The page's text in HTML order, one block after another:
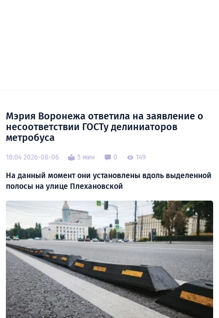
Мэрия Воронежа ответила на заявление о
несоответствии ГОСТу делиниаторов
метробуса
18:04 2026-08-06 5 мин 0 149
На данный момент они установлены вдоль выделенной
полосы на улице Плехановской